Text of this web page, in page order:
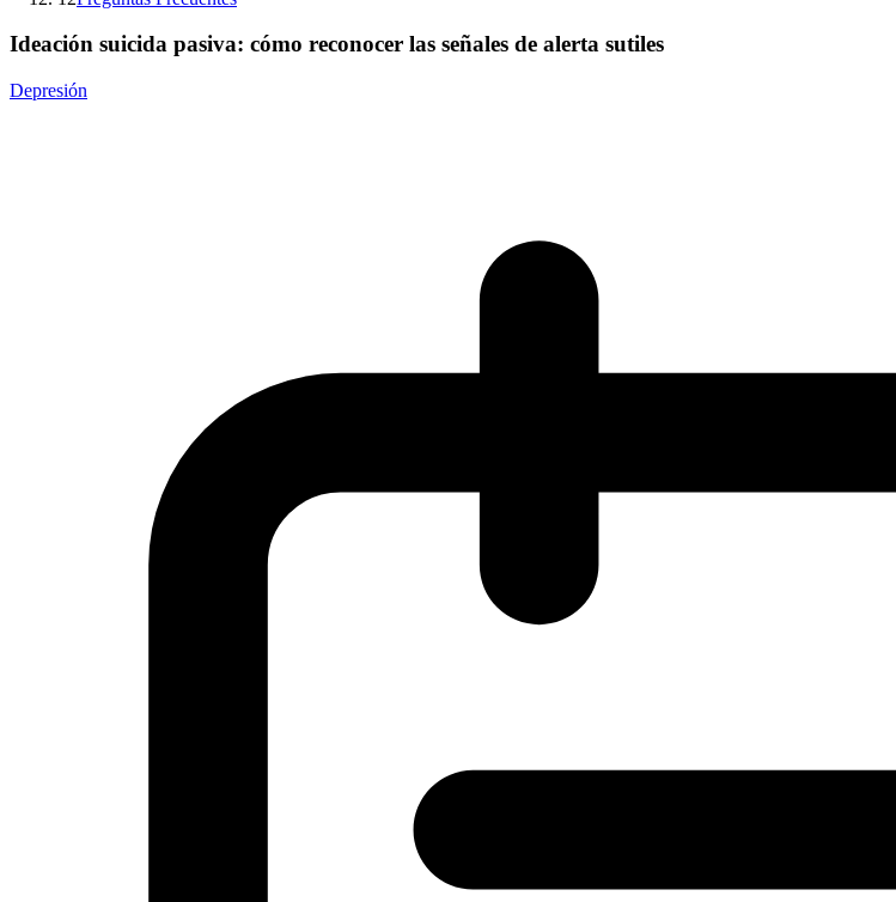
Ideación suicida pasiva: cómo reconocer las señales de alerta sutiles
Depresión